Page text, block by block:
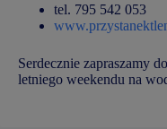
tel. 795 542 053
Serdecznie zapraszamy
letniego weekendu na